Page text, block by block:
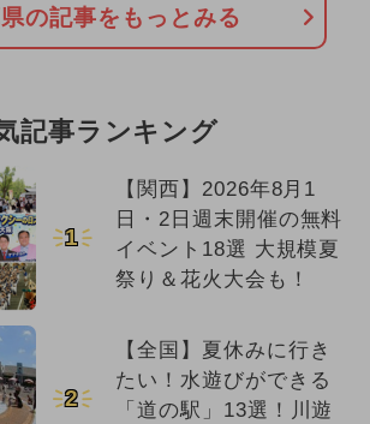
の記事をもっとみる
記事ランキング
1
【関西】2026年8月1
日・2日週末開催の無料
イベント18選 大規模夏
祭り＆花火大会も！
2
【全国】夏休みに行き
たい！水遊びができる
「道の駅」13選！川遊